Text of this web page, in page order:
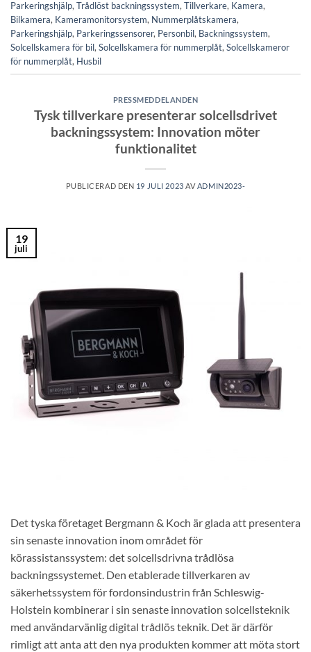
Parkeringshjälp, Trådlöst backningssystem, Tillverkare, Kamera,
Bilkamera, Kameramonitorsystem, Nummerplåtskamera,
Parkeringshjälp, Parkeringssensorer, Personbil, Backningssystem,
Solcellskamera för bil, Solcellskamera för nummerplåt, Solcellskameror
för nummerplåt, Husbil
PRESSMEDDELANDEN
Tysk tillverkare presenterar solcellsdrivet
backningssystem: Innovation möter
funktionalitet
PUBLICERAD DEN 19 JULI 2023 AVADMIN2023-
19
juli
Det tyska företaget Bergmann & Koch är glada att presentera
sin senaste innovation inom området för
körassistanssystem: det solcellsdrivna trådlösa
backningssystemet. Den etablerade tillverkaren av
säkerhetssystem för fordonsindustrin från Schleswig-
Holstein kombinerar i sin senaste innovation solcellsteknik
med användarvänlig digital trådlös teknik. Det är därför
rimligt att anta att den nya produkten kommer att möta stort